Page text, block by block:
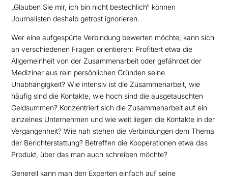
„Glauben Sie mir, ich bin nicht bestechlich“ können
Journalisten deshalb getrost ignorieren.
Wer eine aufgespürte Verbindung bewerten möchte, kann sich
an verschiedenen Fragen orientieren: Profitiert etwa die
Allgemeinheit von der Zusammenarbeit oder gefährdet der
Mediziner aus rein persönlichen Gründen seine
Unabhängigkeit? Wie intensiv ist die Zusammenarbeit, wie
häufig sind die Kontakte, wie hoch sind die ausgetauschten
Geldsummen? Konzentriert sich die Zusammenarbeit auf ein
einzelnes Unternehmen und wie weit liegen die Kontakte in der
Vergangenheit? Wie nah stehen die Verbindungen dem Thema
der Berichterstattung? Betreffen die Kooperationen etwa das
Produkt, über das man auch schreiben möchte?
Generell kann man den Experten einfach auf seine